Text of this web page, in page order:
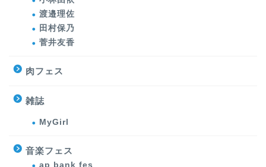
渡邉理佐
田村保乃
菅井友香
肉フェス
雑誌
MyGirl
音楽フェス
ap bank fes